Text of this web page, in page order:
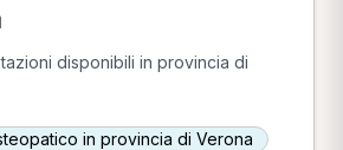
disponibili in provincia di
in provincia di Verona